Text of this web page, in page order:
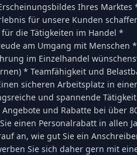
Ihres Marktes
für unsere Kunden
die Tätigkeiten im Handel *
am Umgang mit Menschen
im Einzelhandel
* Teamfähigkeit und
sicheren Arbeitsplatz in
und spannende
und Rabatte bei über
einen Personalrabatt in allen
an, wie gut Sie ein
Sie sich daher gern mit